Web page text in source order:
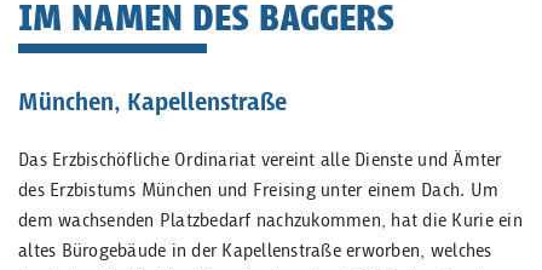
IM NAMEN DES BAGGERS
München, Kapellenstraße
Das Erzbischöfliche Ordinariat vereint alle Dienste und Ämter
des Erzbistums München und Freising unter einem Dach. Um
dem wachsenden Platzbedarf nachzukommen, hat die Kurie ein
altes Bürogebäude in der Kapellenstraße erworben, welches